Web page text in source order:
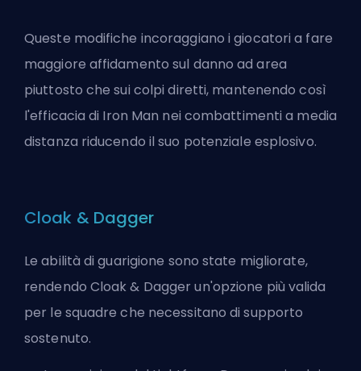
Queste modifiche incoraggiano i giocatori a fare
maggiore affidamento sul danno ad area
piuttosto che sui colpi diretti, mantenendo così
l'efficacia di Iron Man nei combattimenti a media
distanza riducendo il suo potenziale esplosivo.
Cloak & Dagger
Le abilità di guarigione sono state migliorate,
rendendo Cloak & Dagger un'opzione più valida
per le squadre che necessitano di supporto
sostenuto.